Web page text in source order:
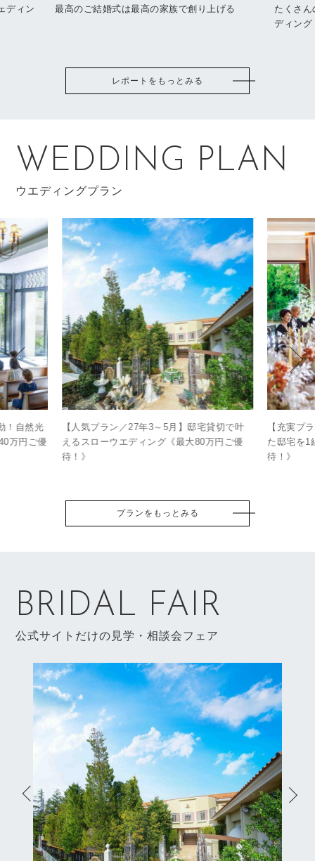
ディン 最高のご結婚式は最高の家族で創り上げる
たくさ
ディング
レポートをもっとみる
WEDDING PLAN
ウエディングプラン
！自然光
万円ご優
【人気プラン／27年3～5月】邸宅貸切で叶
えるスローウエディング《最大80万円ご優
待！》
【充実プ
た邸宅を1
待！》
プランをもっとみる
BRIDAL FAIR
公式サイトだけの見学・相談会フェア